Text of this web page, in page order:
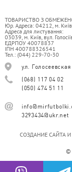
©
ТОВАРИСТВО З
Юр. Адреса: 04212, м.
Адреса для листування:
03039, м. Київ, вул.
ЕДРПОУ 40078837
ІПН 400788326541
Тел.: (044) 229-70-30
ул.
(068) 117 04 02
(050) 474 51 11
3293434@ukr.net
СОЗДАНИЕ САЙТА